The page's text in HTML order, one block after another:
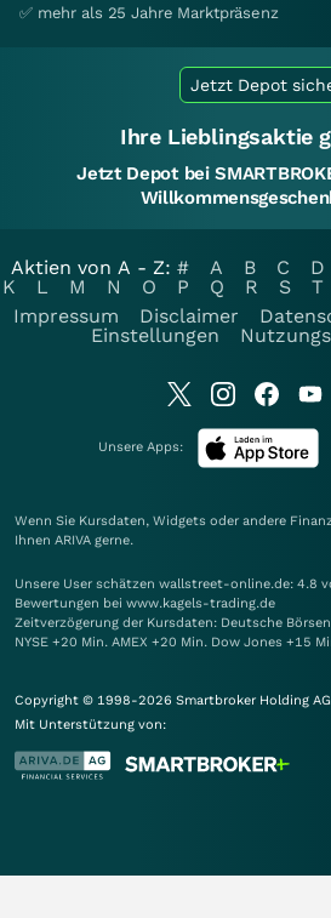
✅ mehr als 25 Jahre Marktpräsenz
Jetzt Depot
Ihre Lieblingsaktie
Jetzt Depot bei
Aktien von A - Z: # A B C D
K
L M N O P Q R S T
Impressum
Disclaimer
Einstellungen
Unsere Apps:
Wenn Sie Kursdaten, Widgets oder andere
Ihnen ARIVA gerne.
Unsere User schätzen wallstreet-online.de: 4.8
Bewertungen bei www.kagels-trading.de
Zeitverzögerung der Kursdaten: Deutsche
NYSE +20 Min. AMEX +20 Min. Dow Jones +15
Copyright © 1998-2026 Smartbroker Holding
Mit Unterstützung von: